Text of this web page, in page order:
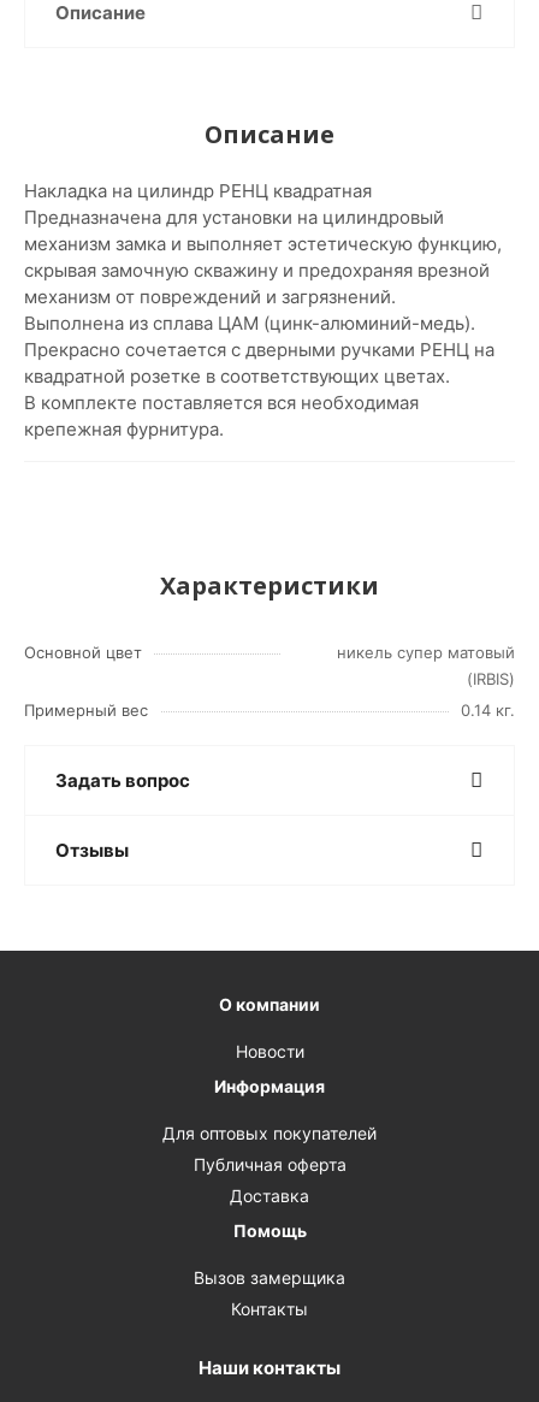
Описание
Описание
Накладка на цилиндр РЕНЦ квадратная
Предназначена для установки на цилиндровый
механизм замка и выполняет эстетическую функцию,
скрывая замочную скважину и предохраняя врезной
механизм от повреждений и загрязнений.
Выполнена из сплава ЦАМ (цинк-алюминий-медь).
Прекрасно сочетается с дверными ручками РЕНЦ на
квадратной розетке в соответствующих цветах.
В комплекте поставляется вся необходимая
крепежная фурнитура.
Характеристики
Основной цвет
никель супер матовый
(IRBIS)
Примерный вес
0.14 кг.
Задать вопрос
Отзывы
О компании
Новости
Информация
Для оптовых покупателей
Публичная оферта
Доставка
Помощь
Вызов замерщика
Контакты
Наши контакты